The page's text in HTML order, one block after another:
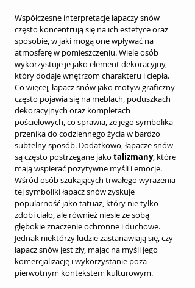
Współczesne interpretacje łapaczy snów
często koncentrują się na ich estetyce oraz
sposobie, w jaki mogą one wpływać na
atmosferę w pomieszczeniu. Wiele osób
wykorzystuje je jako element dekoracyjny,
który dodaje wnętrzom charakteru i ciepła.
Co więcej, łapacz snów jako motyw graficzny
często pojawia się na meblach, poduszkach
dekoracyjnych oraz kompletach
pościelowych, co sprawia, że jego symbolika
przenika do codziennego życia w bardzo
subtelny sposób. Dodatkowo, łapacze snów
są często postrzegane jako talizmany, które
mają wspierać pozytywne myśli i emocje.
Wśród osób szukających trwałego wyrażenia
tej symboliki łapacz snów zyskuje
popularność jako tatuaż, który nie tylko
zdobi ciało, ale również niesie ze sobą
głębokie znaczenie ochronne i duchowe.
Jednak niektórzy ludzie zastanawiają się, czy
łapacz snów jest zły, mając na myśli jego
komercjalizację i wykorzystanie poza
pierwotnym kontekstem kulturowym.